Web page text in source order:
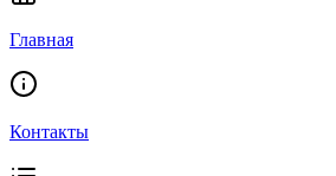
Главная
Контакты